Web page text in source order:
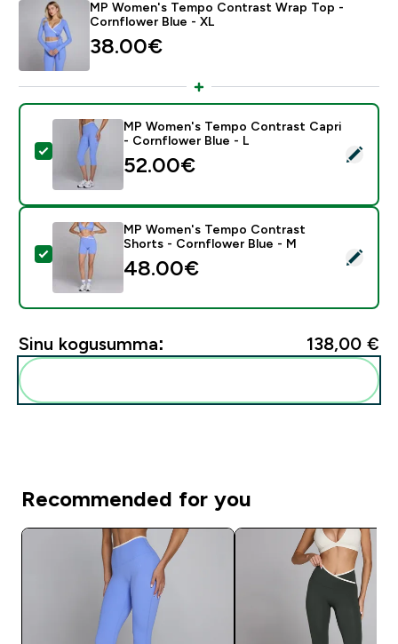
MP Women's Tempo Contrast Wrap Top -
Cornflower Blue - XL
38.00€‎
Vali see toode - MP Women's Tempo Contrast Capri
MP Women's Tempo Contrast Capri
- Cornflower Blue - L
52.00€‎
Vali see toode - MP Women's Tempo Contrast
MP Women's Tempo Contrast
Shorts - Cornflower Blue - M
48.00€‎
Sinu kogusumma: 138,00 €‎
Recommended for you